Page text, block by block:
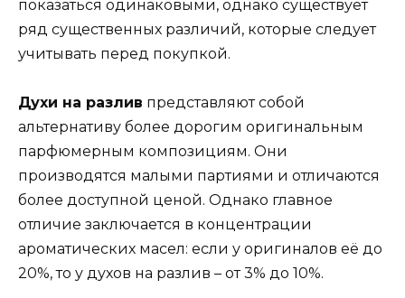
показаться одинаковыми, однако существует
ряд существенных различий, которые следует
учитывать перед покупкой.
Духи на разлив представляют собой
альтернативу более дорогим оригинальным
парфюмерным композициям. Они
производятся малыми партиями и отличаются
более доступной ценой. Однако главное
отличие заключается в концентрации
ароматических масел: если у оригиналов её до
20%, то у духов на разлив – от 3% до 10%.